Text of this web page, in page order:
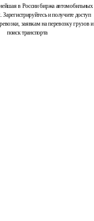
в России биржа автомобильных
Зарегистрируйтесь и получите доступ
заявкам на перевозку грузов и
поиск транспорта